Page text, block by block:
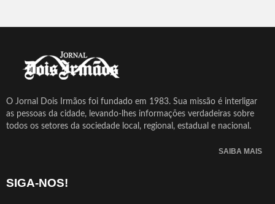
O Jornal Dois Irmãos foi fundado em 1983. Sua missão é interligar
as pessoas da cidade, levando-lhes informações verdadeiras sobre
todos os setores da sociedade local, regional, estadual e nacional.
SAIBA MAIS
SIGA-NOS!